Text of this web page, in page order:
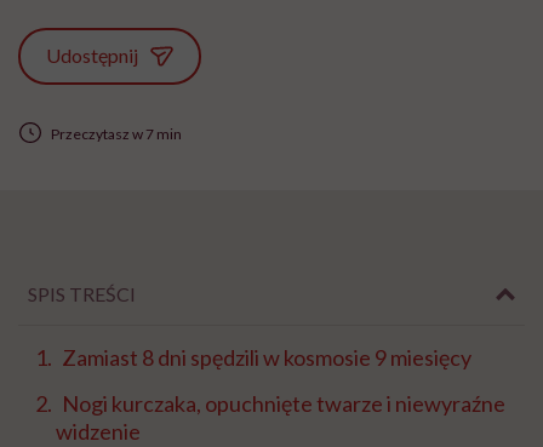
Udostępnij
Przeczytasz w 7 min
SPIS TREŚCI
Zamiast 8 dni spędzili w kosmosie 9 miesięcy
Nogi kurczaka, opuchnięte twarze i niewyraźne
widzenie